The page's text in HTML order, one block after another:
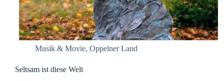
Musik & Movie, Oppelner Land
Seltsam ist diese Welt